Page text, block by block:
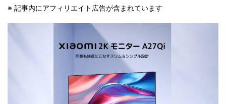
※ 記事内にアフィリエイト広告が含まれています